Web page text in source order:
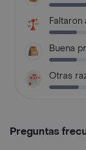
Faltaron
Buena
Otras
Preguntas